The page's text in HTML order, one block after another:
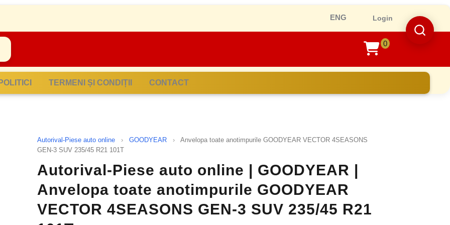
Login
shopping
cart
0
POLITICI TERMENI ȘI CONDIȚII CONTACT
Autorival-Piese auto online › GOODYEAR ›
Anvelopa toate anotimpurile GOODYEAR VECTOR 4SEASONS
GEN-3 SUV 235/45 R21 101T
Autorival-Piese auto online | GOODYEAR |
Anvelopa toate anotimpurile GOODYEAR
VECTOR 4SEASONS GEN-3 SUV 235/45 R21